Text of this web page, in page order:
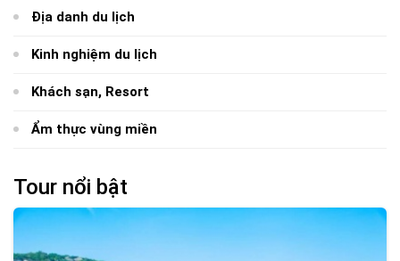
Địa danh du lịch
Kinh nghiệm du lịch
Khách sạn, Resort
Ẩm thực vùng miền
Tour nổi bật